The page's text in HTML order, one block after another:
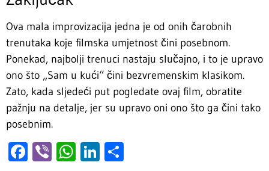
Ova mala improvizacija jedna je od onih čarobnih
trenutaka koje filmska umjetnost čini posebnom.
Ponekad, najbolji trenuci nastaju slučajno, i to je upravo
ono što „Sam u kući“ čini bezvremenskim klasikom.
Zato, kada sljedeći put pogledate ovaj film, obratite
pažnju na detalje, jer su upravo oni ono što ga čini tako
posebnim.
Facebook
ViberWhatsApp
LinkedIn